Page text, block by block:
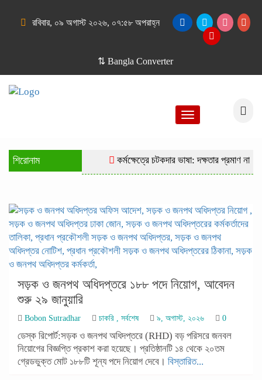
রবিবার, ০৯ অগাস্ট ২০২৬, ০৭:৫৮ অপরাহ্ন
⇅ Bangla Converter
Toggle
শিরোনাম কর্মক্ষেত্রে চটকদার ভাষা: দক্ষতার প্রমাণ নাকি
সড়ক ও জনপথ অধিদপ্তরে ১৮৮ পদে নিয়োগ, আবেদন
শুরু ২৯ জানুয়ারি
Bobon Sutradhar চাকরি সর্বশেষ ৯, অগাস্ট, ২০২৬ 0
ডেস্ক রিপোর্ট:সড়ক ও জনপথ অধিদপ্তরে (RHD) বড় পরিসরে জনবল
নিয়োগের বিজ্ঞপ্তি প্রকাশ করা হয়েছে। প্রতিষ্ঠানটি ১৪ থেকে ২০তম
গ্রেডভুক্ত মোট ১৮৮টি শূন্য পদে নিয়োগ দেবে। বিস্তারিত...